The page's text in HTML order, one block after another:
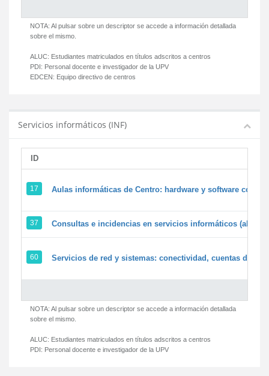
NOTA: Al pulsar sobre un descriptor se accede a información detallada
sobre el mismo.
ALUC: Estudiantes matriculados en títulos adscritos a centros
PDI: Personal docente e investigador de la UPV
EDCEN: Equipo directivo de centros
Servicios informáticos (INF)
ID
17 Aulas informáticas de Centro: hardware y software
37 Consultas e incidencias en servicios informáticos
60 Servicios de red y sistemas: conectividad, cuentas de
NOTA: Al pulsar sobre un descriptor se accede a información detallada
sobre el mismo.
ALUC: Estudiantes matriculados en títulos adscritos a centros
PDI: Personal docente e investigador de la UPV